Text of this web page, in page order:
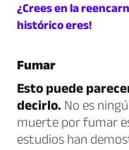
¿Crees en la
histórico eres!
Fumar
Esto puede
decirlo. No es
muerte por fumar
estudios han